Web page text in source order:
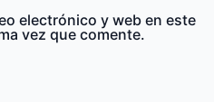
electrónico y web en este
vez que comente.